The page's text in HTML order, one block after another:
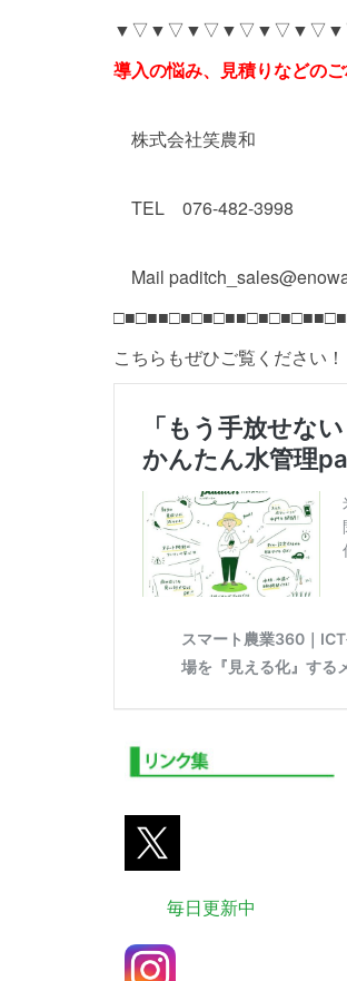
導入の悩み、見積りなどの
株式会社笑農和
TEL 076-482-3998
Mail
こちらもぜひご覧ください！
毎日更新中